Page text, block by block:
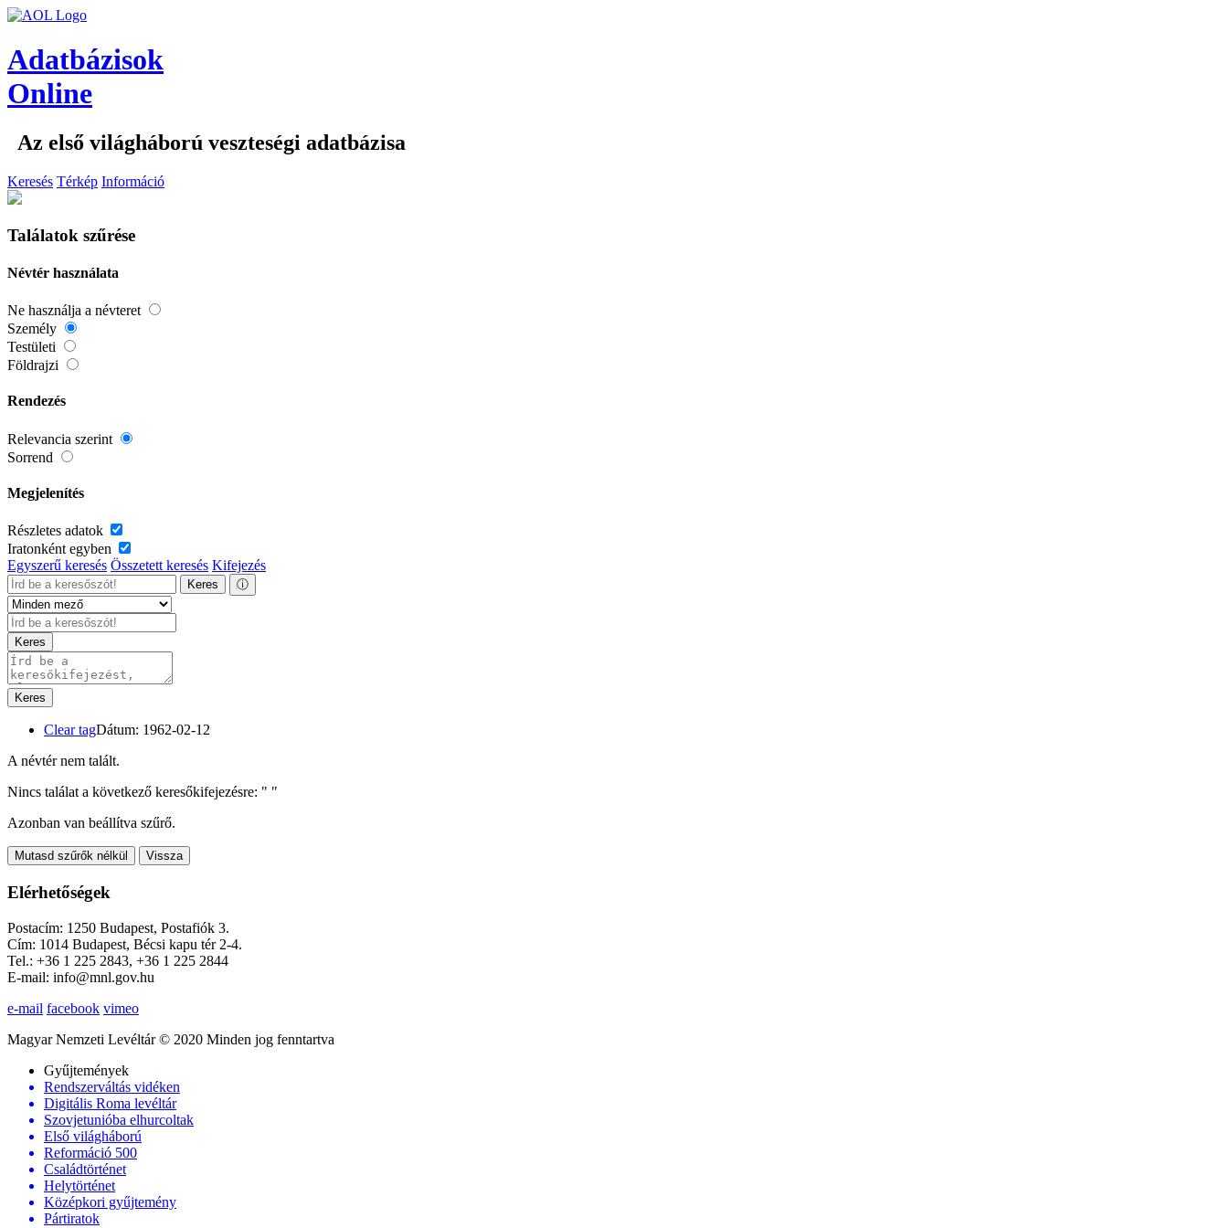
Adatbázisok
Online
Az első világháború veszteségi adatbázisa
Keresés Térkép Információ
Találatok szűrése
Névtér használata
Ne használja a névteret
Személy
Testületi
Földrajzi
Rendezés
Relevancia szerint
Sorrend
Megjelenítés
Részletes adatok
Iratonként egyben
Egyszerű keresés Összetett keresés Kifejezés
Keres ⓘ
Keres
Keres
Clear tagDátum: 1962-02-12
A névtér nem talált.
Nincs találat a következő keresőkifejezésre: " "
Azonban van beállítva szűrő.
Mutasd szűrők nélkül Vissza
Elérhetőségek
Postacím: 1250 Budapest, Postafiók 3.
Cím: 1014 Budapest, Bécsi kapu tér 2-4.
Tel.: +36 1 225 2843, +36 1 225 2844
E-mail: info@mnl.gov.hu
e-mail facebook vimeo
Magyar Nemzeti Levéltár © 2020 Minden jog fenntartva
Gyűjtemények
Rendszerváltás vidéken
Digitális Roma levéltár
Szovjetunióba elhurcoltak
Első világháború
Reformáció 500
Családtörténet
Helytörténet
Középkori gyűjtemény
Pártiratok